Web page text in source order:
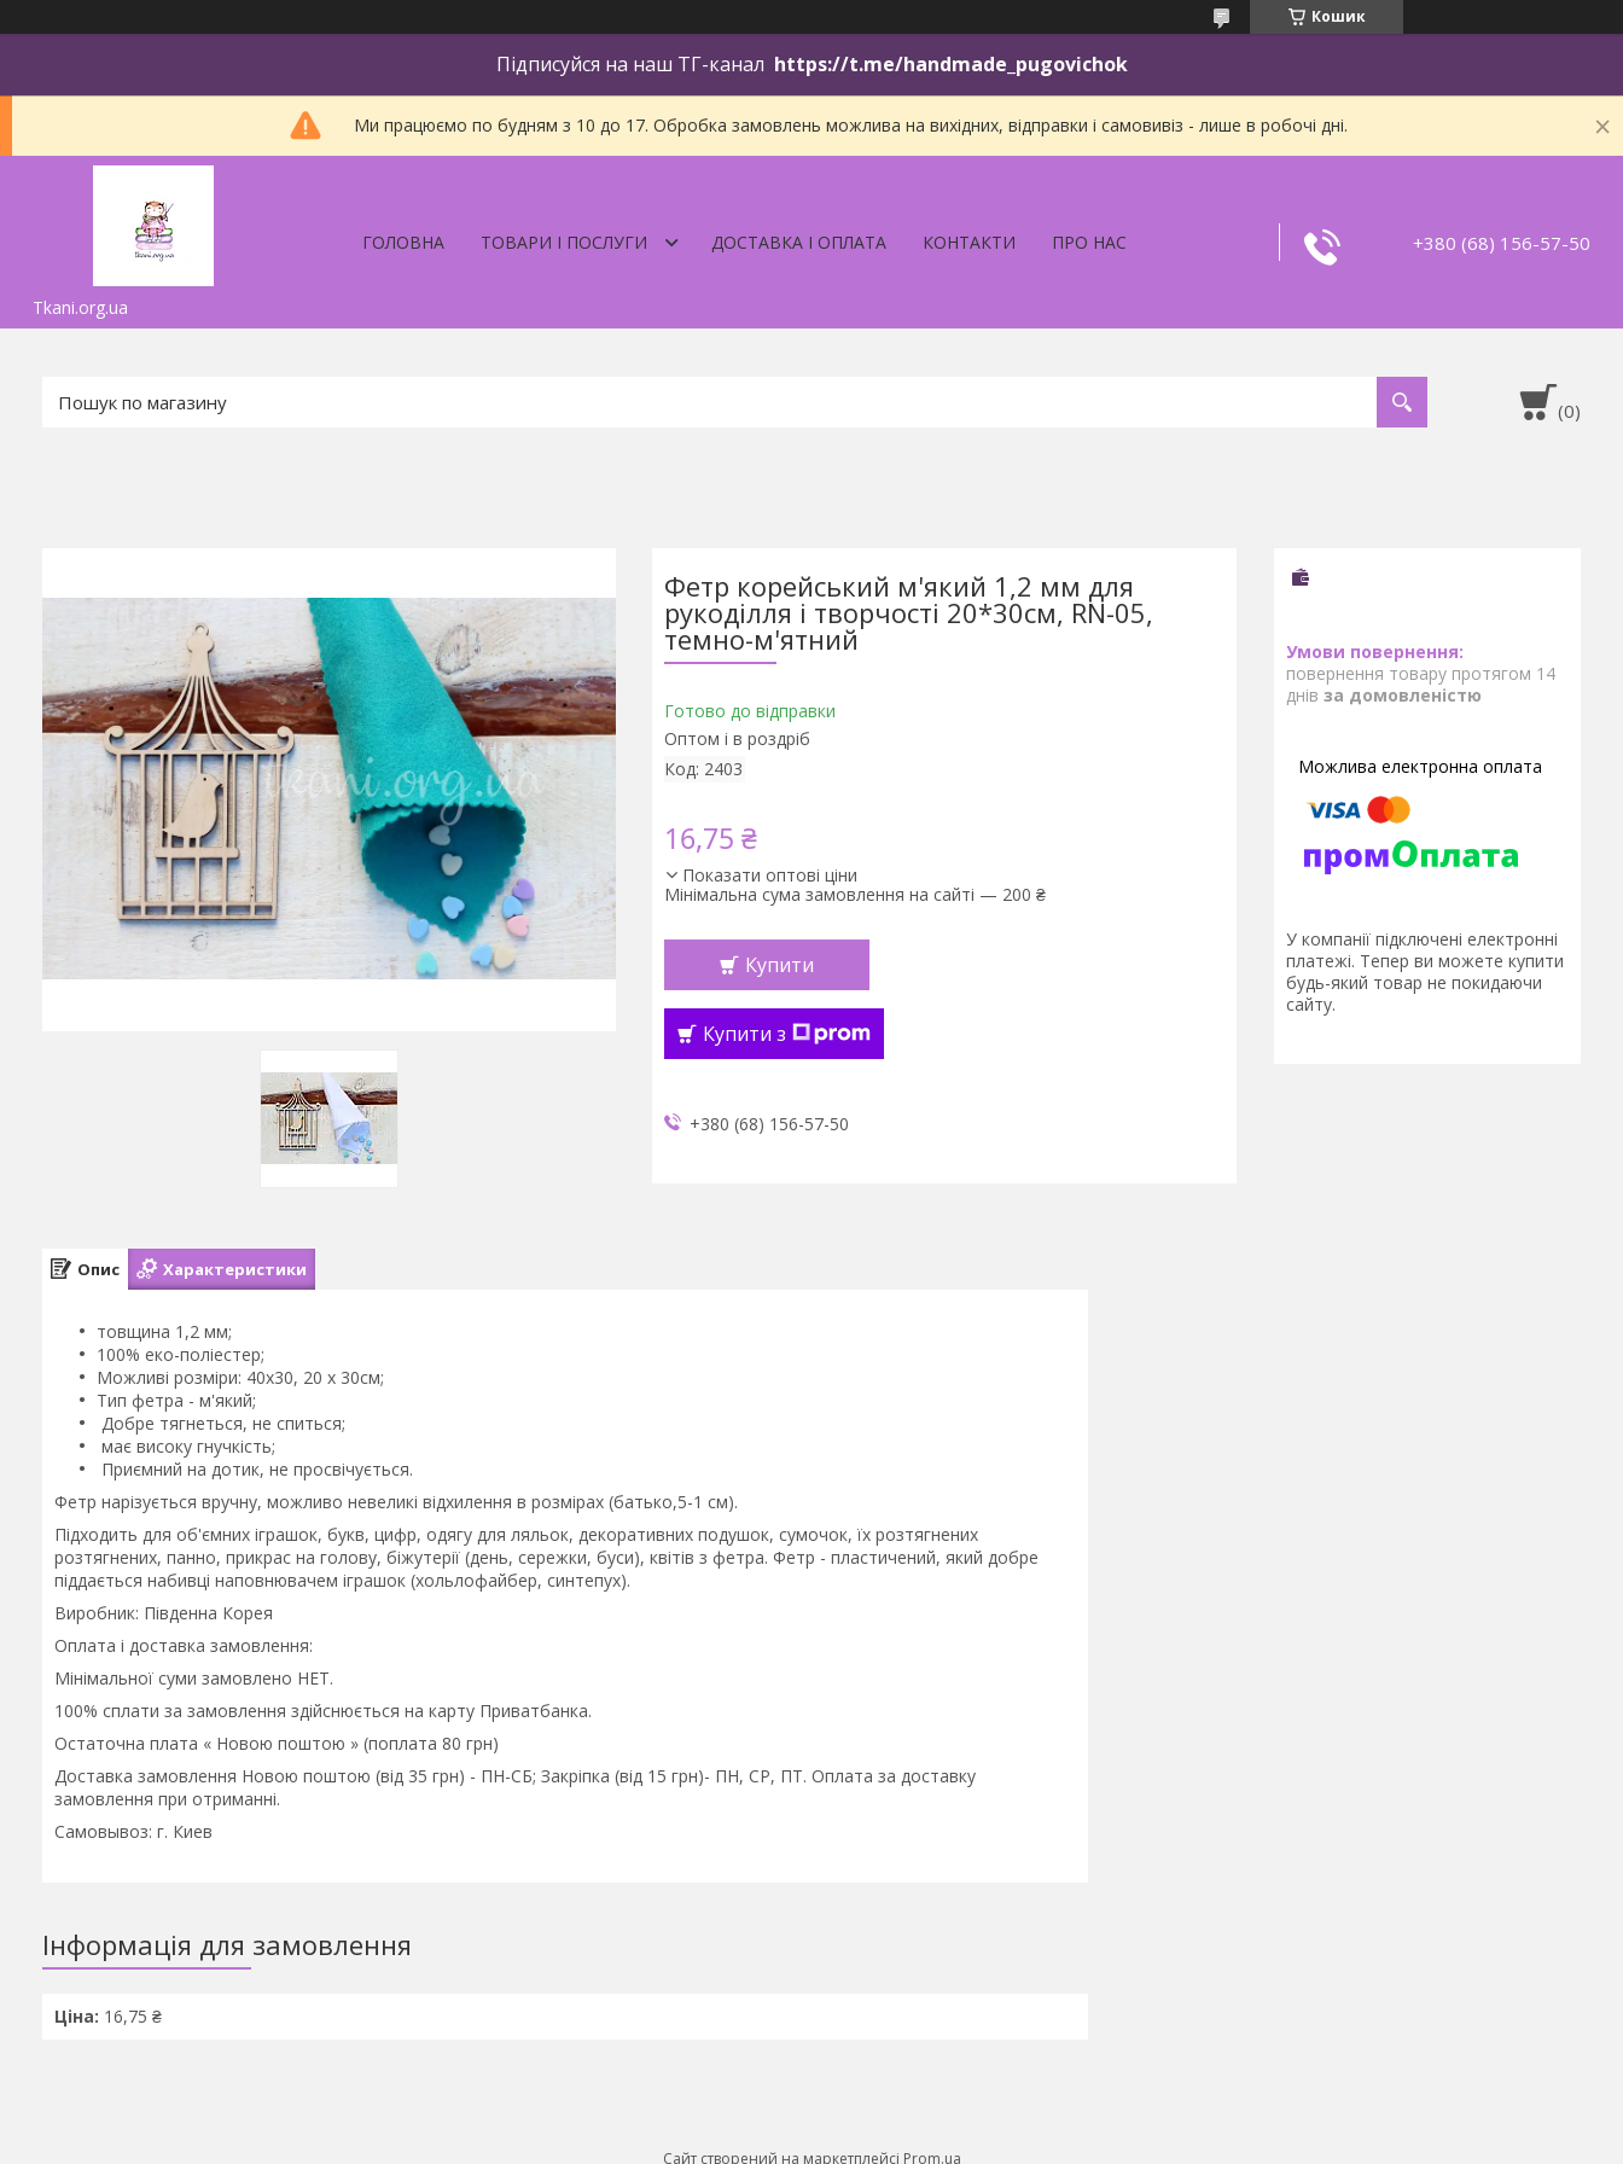
Кошик
Підписуйся на наш ТГ-канал https://t.me/handmade_pugovichok
Ми працюємо по будням з 10 до 17. Обробка замовлень можлива на вихідних, відправки і самовивіз - лише в робочі дні.
Tkani.org.ua
ГОЛОВНА ТОВАРИ І ПОСЛУГИ ДОСТАВКА І ОПЛАТА КОНТАКТИ ПРО НАС +380 (68) 156-57-50
Фетр корейський м'який 1,2 мм для
рукоділля і творчості 20*30см, RN-05,
темно-м'ятний
Готово до відправки
Оптом і в роздріб
Код: 2403
16,75 ₴
Показати оптові ціни
Мінімальна сума замовлення на сайті — 200 ₴
Купити
Купити з
+380 (68) 156-57-50
повернення товару протягом 14
днів за домовленістю
У компанії підключені електронні
платежі. Тепер ви можете купити
будь-який товар не покидаючи
сайту.
Опис Характеристики
товщина 1,2 мм;
100% еко-поліестер;
Можливі розміри: 40x30, 20 х 30см;
Тип фетра - м'який;
Добре тягнеться, не спиться;
має високу гнучкість;
Приємний на дотик, не просвічується.
Фетр нарізується вручну, можливо невеликі відхилення в розмірах (батько,5-1 см).
Підходить для об'ємних іграшок, букв, цифр, одягу для ляльок, декоративних подушок, сумочок, їх розтягнених
розтягнених, панно, прикрас на голову, біжутерії (день, сережки, буси), квітів з фетра. Фетр - пластичений, який добре
піддається набивці наповнювачем іграшок (хольлофайбер, синтепух).
Виробник: Південна Корея
Оплата і доставка замовлення:
Мінімальної суми замовлено НЕТ.
100% сплати за замовлення здійснюється на карту Приватбанка.
Остаточна плата « Новою поштою » (поплата 80 грн)
Доставка замовлення Новою поштою (від 35 грн) - ПН-СБ; Закріпка (від 15 грн)- ПН, СР, ПТ. Оплата за доставку
замовлення при отриманні.
Самовывоз: г. Киев
Інформація для замовлення
Ціна: 16,75 ₴
Сайт створений на маркетплейсі Prom.ua